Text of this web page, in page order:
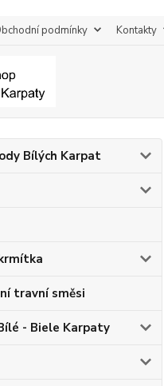
podmínky Kontakty
Bílých Karpat
travní směsi
- Biele Karpaty